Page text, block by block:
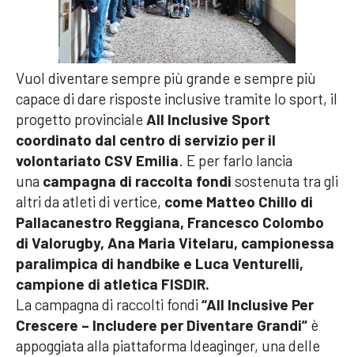
Vuol diventare sempre più grande e sempre più
capace di dare risposte inclusive tramite lo sport, il
progetto provinciale All Inclusive Sport
coordinato dal centro di servizio per il
volontariato CSV Emilia. E per farlo lancia
una campagna di raccolta fondi sostenuta tra gli
altri da atleti di vertice, come Matteo Chillo di
Pallacanestro Reggiana, Francesco Colombo
di Valorugby, Ana Maria Vitelaru, campionessa
paralimpica di handbike e Luca Venturelli,
campione di atletica FISDIR.
La campagna di raccolti fondi “All Inclusive Per
Crescere – Includere per Diventare Grandi” è
appoggiata alla piattaforma Ideaginger, una delle